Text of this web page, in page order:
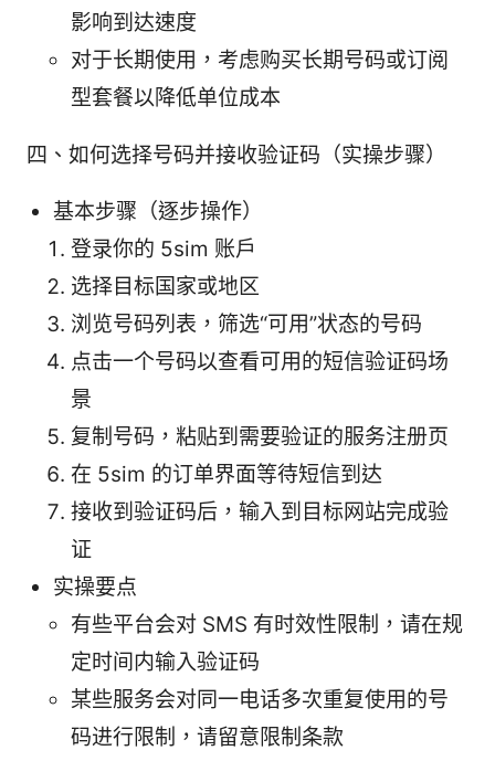
影响到达速度
对于长期使用，考虑购买长期号码或订阅
型套餐以降低单位成本
四、如何选择号码并接收验证码（实操步骤）
基本步骤（逐步操作）
登录你的 5sim 账户
选择目标国家或地区
浏览号码列表，筛选“可用”状态的号码
点击一个号码以查看可用的短信验证码场
景
复制号码，粘贴到需要验证的服务注册页
在 5sim 的订单界面等待短信到达
接收到验证码后，输入到目标网站完成验
证
实操要点
有些平台会对 SMS 有时效性限制，请在规
定时间内输入验证码
某些服务会对同一电话多次重复使用的号
码进行限制，请留意限制条款